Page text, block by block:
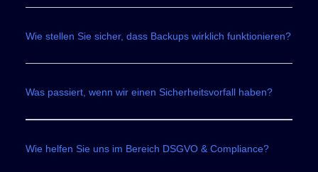
Wie stellen Sie sicher, dass Backups wirklich funktionieren?
Was passiert, wenn wir einen Sicherheitsvorfall haben?
Wie helfen Sie uns im Bereich DSGVO & Compliance?